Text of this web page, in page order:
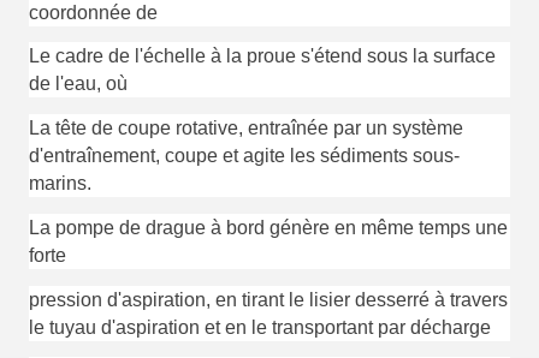
coordonnée de
Le cadre de l'échelle à la proue s'étend sous la surface
de l'eau, où
La tête de coupe rotative, entraînée par un système
d'entraînement, coupe et agite les sédiments sous-
marins.
La pompe de drague à bord génère en même temps une
forte
pression d'aspiration, en tirant le lisier desserré à travers
le tuyau d'aspiration et en le transportant par décharge